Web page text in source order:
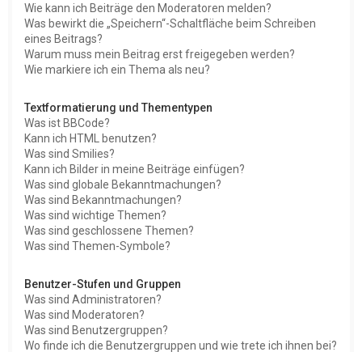
Wie kann ich Beiträge den Moderatoren melden?
Was bewirkt die „Speichern“-Schaltfläche beim Schreiben
eines Beitrags?
Warum muss mein Beitrag erst freigegeben werden?
Wie markiere ich ein Thema als neu?
Textformatierung und Thementypen
Was ist BBCode?
Kann ich HTML benutzen?
Was sind Smilies?
Kann ich Bilder in meine Beiträge einfügen?
Was sind globale Bekanntmachungen?
Was sind Bekanntmachungen?
Was sind wichtige Themen?
Was sind geschlossene Themen?
Was sind Themen-Symbole?
Benutzer-Stufen und Gruppen
Was sind Administratoren?
Was sind Moderatoren?
Was sind Benutzergruppen?
Wo finde ich die Benutzergruppen und wie trete ich ihnen bei?